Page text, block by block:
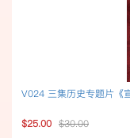
V024 三集历史专题片《
$25.00 $30.00